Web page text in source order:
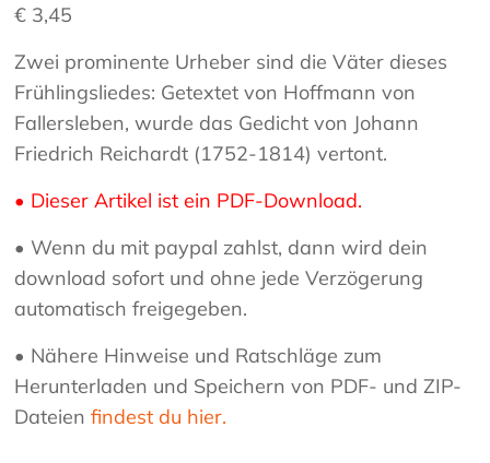
€ 3,45
Zwei prominente Urheber sind die Väter dieses
Frühlingsliedes: Getextet von Hoffmann von
Fallersleben, wurde das Gedicht von Johann
Friedrich Reichardt (1752-1814) vertont.
• Dieser Artikel ist ein PDF-Download.
• Wenn du mit paypal zahlst, dann wird dein
download sofort und ohne jede Verzögerung
automatisch freigegeben.
• Nähere Hinweise und Ratschläge zum
Herunterladen und Speichern von PDF- und ZIP-
Dateienfindest du hier.